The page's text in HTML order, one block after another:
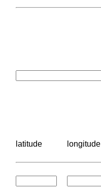
latitude longitude